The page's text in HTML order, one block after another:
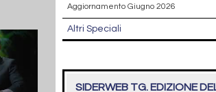
Aggiornamento Giugno 2026
Altri Speciali
SIDERWEB TG. EDIZIONE